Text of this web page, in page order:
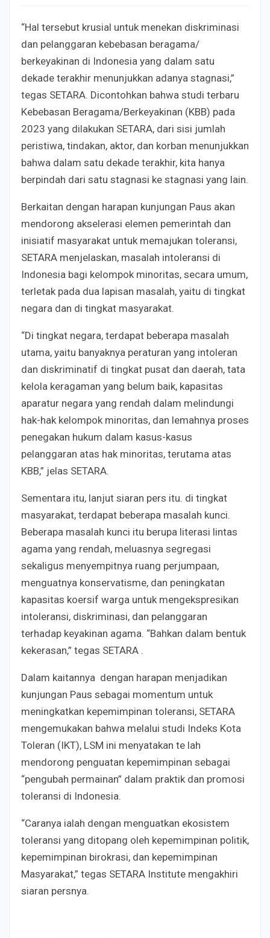
“Hal tersebut krusial untuk menekan diskriminasi
dan pelanggaran kebebasan beragama/
berkeyakinan di Indonesia yang dalam satu
dekade terakhir menunjukkan adanya stagnasi,”
tegas SETARA. Dicontohkan bahwa studi terbaru
Kebebasan Beragama/Berkeyakinan (KBB) pada
2023 yang dilakukan SETARA, dari sisi jumlah
peristiwa, tindakan, aktor, dan korban menunjukkan
bahwa dalam satu dekade terakhir, kita hanya
berpindah dari satu stagnasi ke stagnasi yang lain.
Berkaitan dengan harapan kunjungan Paus akan
mendorong akselerasi elemen pemerintah dan
inisiatif masyarakat untuk memajukan toleransi,
SETARA menjelaskan, masalah intoleransi di
Indonesia bagi kelompok minoritas, secara umum,
terletak pada dua lapisan masalah, yaitu di tingkat
negara dan di tingkat masyarakat.
“Di tingkat negara, terdapat beberapa masalah
utama, yaitu banyaknya peraturan yang intoleran
dan diskriminatif di tingkat pusat dan daerah, tata
kelola keragaman yang belum baik, kapasitas
aparatur negara yang rendah dalam melindungi
hak-hak kelompok minoritas, dan lemahnya proses
penegakan hukum dalam kasus-kasus
pelanggaran atas hak minoritas, terutama atas
KBB,” jelas SETARA.
Sementara itu, lanjut siaran pers itu. di tingkat
masyarakat, terdapat beberapa masalah kunci.
Beberapa masalah kunci itu berupa literasi lintas
agama yang rendah, meluasnya segregasi
sekaligus menyempitnya ruang perjumpaan,
menguatnya konservatisme, dan peningkatan
kapasitas koersif warga untuk mengekspresikan
intoleransi, diskriminasi, dan pelanggaran
terhadap keyakinan agama. “Bahkan dalam bentuk
kekerasan,” tegas SETARA .
Dalam kaitannya dengan harapan menjadikan
kunjungan Paus sebagai momentum untuk
meningkatkan kepemimpinan toleransi, SETARA
mengemukakan bahwa melalui studi Indeks Kota
Toleran (IKT), LSM ini menyatakan te lah
mendorong penguatan kepemimpinan sebagai
“pengubah permainan” dalam praktik dan promosi
toleransi di Indonesia.
“Caranya ialah dengan menguatkan ekosistem
toleransi yang ditopang oleh kepemimpinan politik,
kepemimpinan birokrasi, dan kepemimpinan
Masyarakat,” tegas SETARA Institute mengakhiri
siaran persnya.